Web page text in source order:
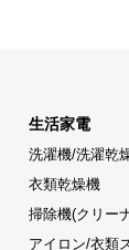
生活家電
洗濯機/洗濯乾
衣類乾燥機
掃除機(クリー
アイロン/衣類